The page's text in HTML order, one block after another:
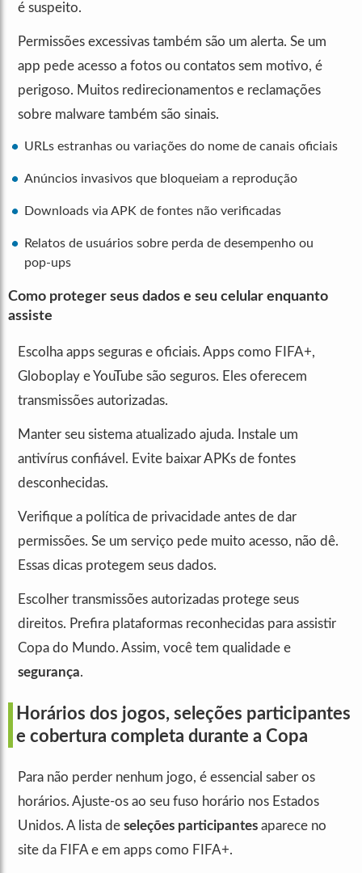
é suspeito.
Permissões excessivas também são um alerta. Se um
app pede acesso a fotos ou contatos sem motivo, é
perigoso. Muitos redirecionamentos e reclamações
sobre malware também são sinais.
URLs estranhas ou variações do nome de canais oficiais
Anúncios invasivos que bloqueiam a reprodução
Downloads via APK de fontes não verificadas
Relatos de usuários sobre perda de desempenho ou
pop-ups
Como proteger seus dados e seu celular enquanto
assiste
Escolha apps seguras e oficiais. Apps como FIFA+,
Globoplay e YouTube são seguros. Eles oferecem
transmissões autorizadas.
Manter seu sistema atualizado ajuda. Instale um
antivírus confiável. Evite baixar APKs de fontes
desconhecidas.
Verifique a política de privacidade antes de dar
permissões. Se um serviço pede muito acesso, não dê.
Essas dicas protegem seus dados.
Escolher transmissões autorizadas protege seus
direitos. Prefira plataformas reconhecidas para assistir
Copa do Mundo. Assim, você tem qualidade e
segurança.
Horários dos jogos, seleções participantes
e cobertura completa durante a Copa
Para não perder nenhum jogo, é essencial saber os
horários. Ajuste-os ao seu fuso horário nos Estados
Unidos. A lista de seleções participantes aparece no
site da FIFA e em apps como FIFA+.